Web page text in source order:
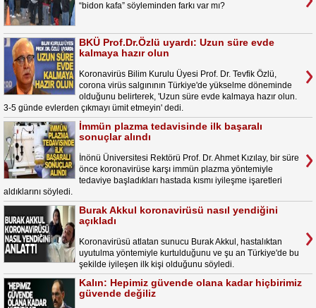
“bidon kafa” söyleminden farkı var mı?
BKÜ Prof.Dr.Özlü uyardı: Uzun süre evde
kalmaya hazır olun
Koronavirüs Bilim Kurulu Üyesi Prof. Dr. Tevfik Özlü,
corona virüs salgınının Türkiye'de yükselme döneminde
olduğunu belirterek, 'Uzun süre evde kalmaya hazır olun.
3-5 günde evlerden çıkmayı ümit etmeyin' dedi.
İmmün plazma tedavisinde ilk başaralı
sonuçlar alındı
İnönü Üniversitesi Rektörü Prof. Dr. Ahmet Kızılay, bir süre
önce koronavirüse karşı immün plazma yöntemiyle
tedaviye başladıkları hastada kısmı iyileşme işaretleri
aldıklarını söyledi.
Burak Akkul koronavirüsü nasıl yendiğini
açıkladı
Koronavirüsü atlatan sunucu Burak Akkul, hastalıktan
uyutulma yöntemiyle kurtulduğunu ve şu an Türkiye'de bu
şekilde iyileşen ilk kişi olduğunu söyledi.
Kalın: Hepimiz güvende olana kadar hiçbirimiz
güvende değiliz